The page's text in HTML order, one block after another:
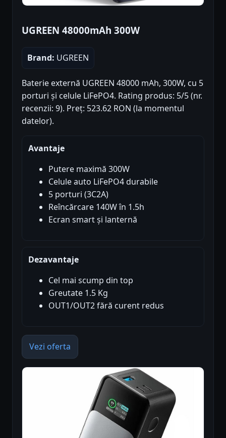
UGREEN 48000mAh 300W
Brand: UGREEN
Baterie externă UGREEN 48000 mAh, 300W, cu 5
porturi și celule LiFePO4. Rating produs: 5/5 (nr.
recenzii: 9). Preț: 523.62 RON (la momentul
datelor).
Avantaje
Putere maximă 300W
Celule auto LiFePO4 durabile
5 porturi (3C2A)
Reîncărcare 140W în 1.5h
Ecran smart și lanternă
Dezavantaje
Cel mai scump din top
Greutate 1.5 Kg
OUT1/OUT2 fără curent redus
Vezi oferta